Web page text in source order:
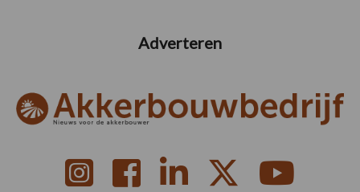
Adverteren